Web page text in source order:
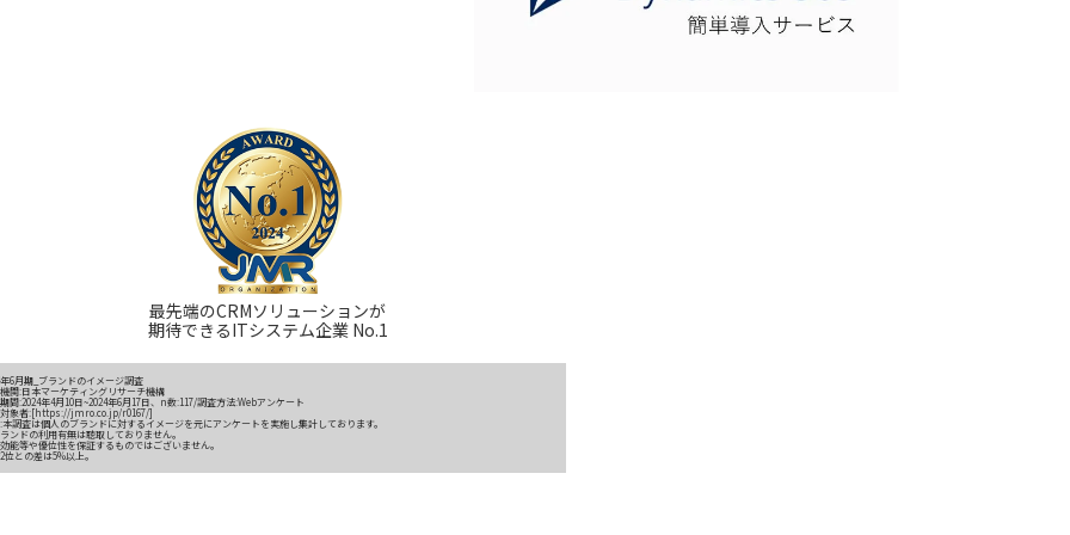
最先端のCRMソリューションが
期待できるITシステム企業 No.1
6月期_ブランドのイメージ調査
関:日本マーケティングリサーチ機構
間:2024年4月10日~2024年6月17日、n数:117/調査方法:Webアンケート
象者:[https://jmro.co.jp/r0167/]
本調査は個人のブランドに対するイメージを元にアンケートを実施し集計しております。
ンドの利用有無は聴取しておりません。
能等や優位性を保証するものではございません。
位との差は5%以上。